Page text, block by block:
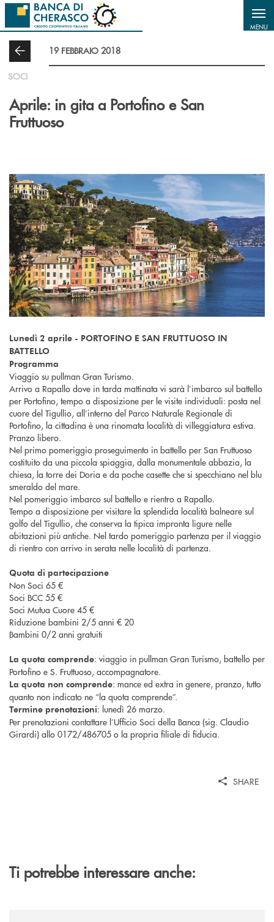
Salta al contenuto principale
MENU
19 FEBBRAIO 2018
SOCI
Aprile: in gita a Portofino e San
Fruttuoso
Lunedì 2 aprile - PORTOFINO E SAN FRUTTUOSO IN
BATTELLO
Programma
Viaggio su pullman Gran Turismo.
Arrivo a Rapallo dove in tarda mattinata vi sarà l’imbarco sul battello
per Portofino, tempo a disposizione per le visite individuali: posta nel
cuore del Tigullio, all’interno del Parco Naturale Regionale di
Portofino, la cittadina è una rinomata località di villeggiatura estiva.
Pranzo libero.
Nel primo pomeriggio proseguimento in battello per San Fruttuoso
costituito da una piccola spiaggia, dalla monumentale abbazia, la
chiesa, la torre dei Doria e da poche casette che si specchiano nel blu
smeraldo del mare.
Nel pomeriggio imbarco sul battello e rientro a Rapallo.
Tempo a disposizione per visitare la splendida località balneare sul
golfo del Tigullio, che conserva la tipica impronta ligure nelle
abitazioni più antiche. Nel tardo pomeriggio partenza per il viaggio
di rientro con arrivo in serata nelle località di partenza.
Quota di partecipazione
Non Soci 65 €
Soci BCC 55 €
Soci Mutua Cuore 45 €
Riduzione bambini 2/5 anni € 20
Bambini 0/2 anni gratuiti
La quota comprende: viaggio in pullman Gran Turismo, battello per
Portofino e S. Fruttuoso, accompagnatore.
La quota non comprende: mance ed extra in genere, pranzo, tutto
quanto non indicato ne “la quota comprende”.
Termine prenotazioni: lunedì 26 marzo.
Per prenotazioni contattare l’Ufficio Soci della Banca (sig. Claudio
Girardi) allo 0172/486705 o la propria filiale di fiducia.
SHARE
Ti potrebbe interessare anche: